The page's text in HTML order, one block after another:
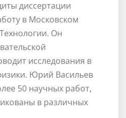
диссертации
в Московском
Он
исследования в
Юрий Васильев
50 научных работ,
в различных